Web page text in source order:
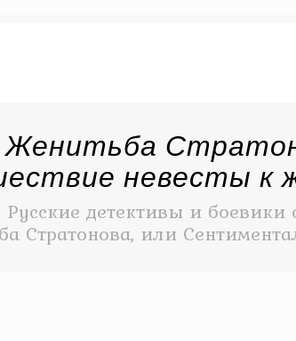
Женитьба
невесты к
Русские детективы и
Стратонова, или